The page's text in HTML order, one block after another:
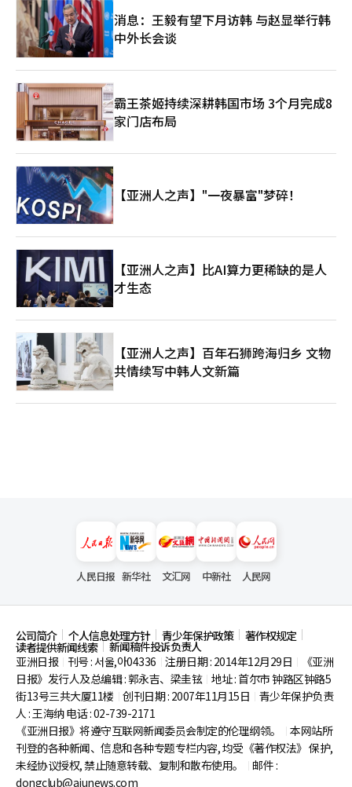
持。”※ 本报道经人工智能（AI）系统翻译与编辑。
消息：王毅有望下月访韩 与赵显举行韩
中外长会谈
霸王茶姬持续深耕韩国市场 3个月完成8
家门店布局
【亚洲人之声】"一夜暴富"梦碎！
【亚洲人之声】比AI算力更稀缺的是人
才生态
【亚洲人之声】百年石狮跨海归乡 文物
共情续写中韩人文新篇
人民日报 新华社 文汇网 中新社 人民网
公司简介 个人信息处理方针 青少年保护政策 著作权规定
读者提供新闻线索
新闻稿件投诉负责人
亚洲日报
刊号 : 서울,아04336 注册日期 : 2014年12月29日
《亚洲
日报》发行人及总编辑 : 郭永吉、梁圭铉 地址 : 首尔市钟路区钟路5
街13号三共大厦11楼 创刊日期 : 2007年11月15日
青少年保护负责
人 : 王海纳 电话 : 02-739-2171
《亚洲日报》将遵守互联网新闻委员会制定的伦理纲领。
本网站所
刊登的各种新闻、信息和各种专题专栏内容, 均受《著作权法》 保护,
未经协议授权, 禁止随意转载、复制和散布使用。
邮件 :
dongclub@ajunews.com